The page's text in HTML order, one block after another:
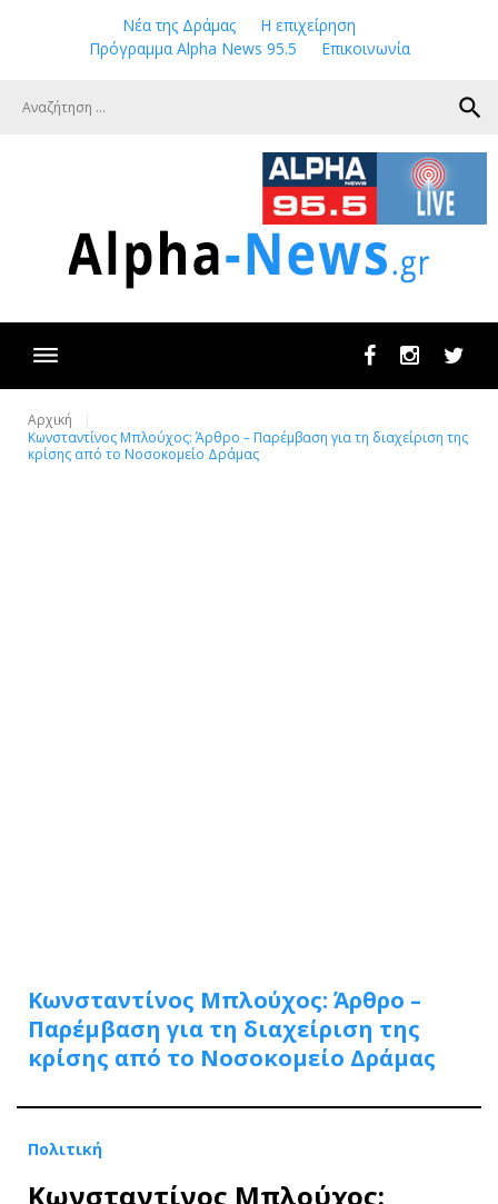
Νέα της Δράμας
Η επιχείρηση
Πρόγραμμα Alpha News 95.5
Επικοινωνία
search
FacebookInstagram
Αρχική
Κωνσταντίνος Μπλούχος: Άρθρο – Παρέμβαση για τη διαχείριση της
κρίσης από το Νοσοκομείο Δράμας
Κωνσταντίνος Μπλούχος: Άρθρο –
Παρέμβαση για τη διαχείριση της
κρίσης από το Νοσοκομείο Δράμας
Πολιτική
Κωνσταντίνος Μπλούχος: